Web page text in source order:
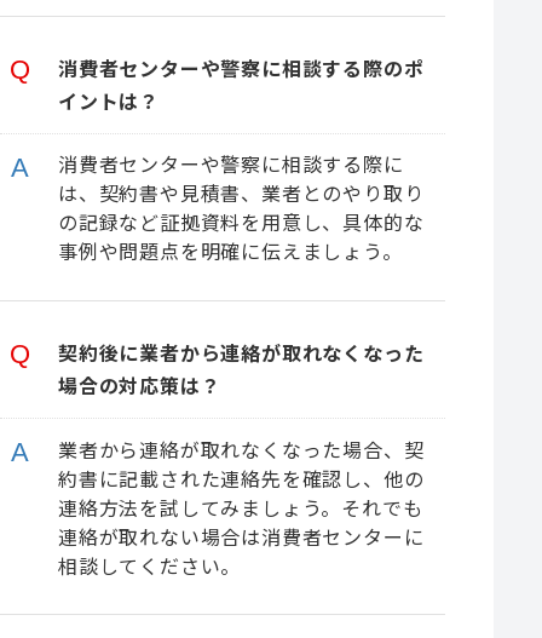
消費者センターや警察に相談する際のポ
イントは？
消費者センターや警察に相談する際に
は、契約書や見積書、業者とのやり取り
の記録など証拠資料を用意し、具体的な
事例や問題点を明確に伝えましょう。
契約後に業者から連絡が取れなくなった
場合の対応策は？
業者から連絡が取れなくなった場合、契
約書に記載された連絡先を確認し、他の
連絡方法を試してみましょう。それでも
連絡が取れない場合は消費者センターに
相談してください。